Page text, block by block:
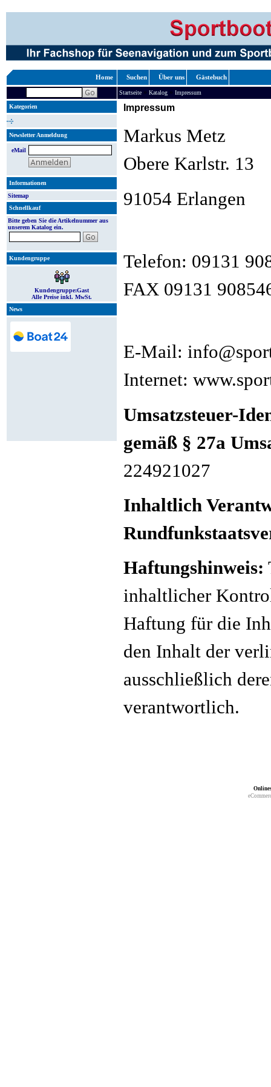
Home Suchen Über uns Gästebuch
Startseite » Katalog » Impressum
Kategorien
Newsletter Anmeldung
eMail
Informationen
Sitemap
Schnellkauf
Bitte geben Sie die Artikelnummer aus
unserem Katalog ein.
Kundengruppe
Kundengruppe:Gast
Alle Preise inkl. MwSt.
News
Impressum
Markus Metz
Obere Karlstr. 13
91054 Erlangen
Telefon: 09131
FAX 09131
E-Mail:
Internet:
Umsatzsteuer-
gemäß § 27a
224921027
Inhaltlich
Haftungshinweis:
inhaltlicher
Haftung für die
den Inhalt der
ausschließlich
verantwortlich.